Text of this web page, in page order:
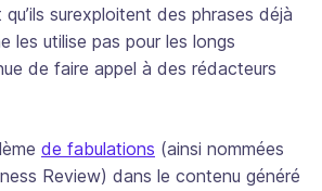
surexploitent des phrases déjà
les utilise pas pour les longs
de faire appel à des rédacteurs
de fabulations (ainsi nommées
Review) dans le contenu généré